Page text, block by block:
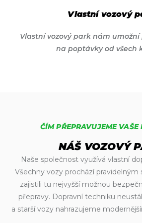
Vlastní vozový
Vlastní vozový park nám
na poptávky od všech
ČÍM PŘEPRAVUJEME
NÁŠ VOZOVÝ
Naše společnost využívá vlastní
Všechny vozy prochází pravidelným
zajistili tu nejvyšší možnou
přepravy. Dopravní techniku
a starší vozy nahrazujeme